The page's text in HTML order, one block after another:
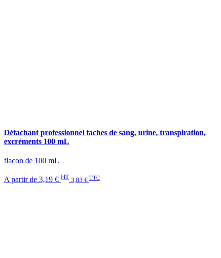
Détachant professionnel taches de sang, urine, transpiration,
excréments 100 mL
flacon de 100 mL
A partir de 3,19 € HT 3,83 € TTC